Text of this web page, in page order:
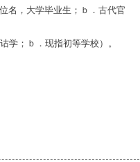
名，大学毕业生；ｂ．古代官
学；ｂ．现指初等学校）。